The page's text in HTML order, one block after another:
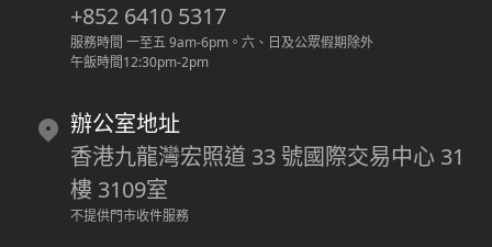
+852 6410 5317
服務時間 一至五 9am-6pm 。 六、日及公眾假期除外
午飯時間12:30pm-2pm
辦公室地址
香港九龍灣宏照道 33 號國際交易中心 31
樓 3109室
不提供門市收件服務